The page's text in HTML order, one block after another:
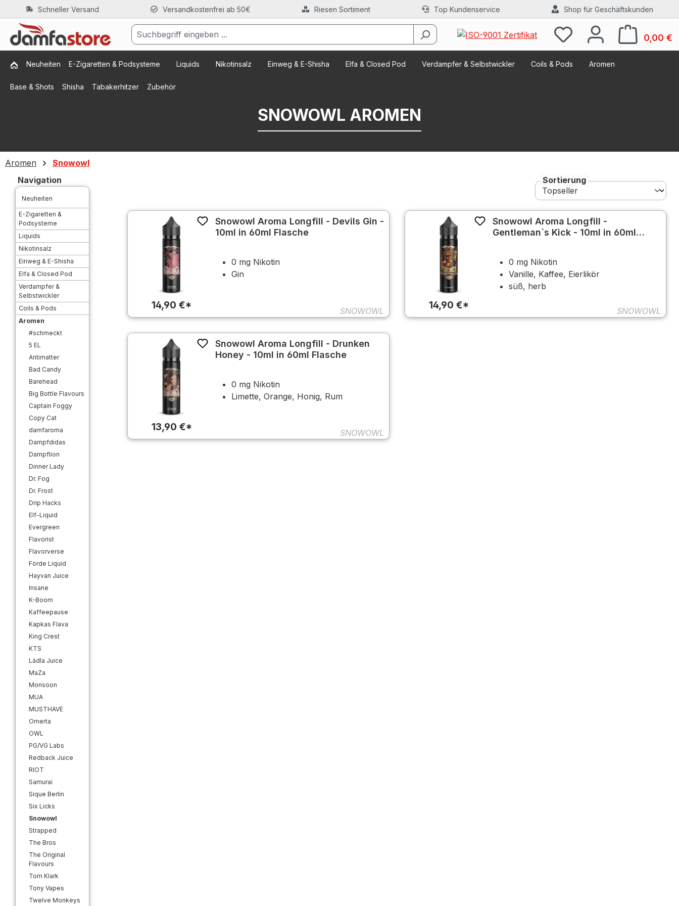
Hauptinhalt springen
Zur Suche springen
Zur Hauptnavigation springen
Schneller Versand Versandkostenfrei ab 50€ Riesen Sortiment Top Kundenservice Shop für Geschäftskunden
0,00 €
Neuheiten E-Zigaretten & Podsysteme Liquids Nikotinsalz Einweg & E-Shisha Elfa & Closed Pod Verdampfer & Selbstwickler Coils & Pods Aromen
Base & Shots Shisha Tabakerhitzer Zubehör
SNOWOWL AROMEN
Aromen
Snowowl
Navigation
Neuheiten
E-Zigaretten &
Podsysteme
Liquids
Nikotinsalz
Einweg & E-Shisha
Elfa & Closed Pod
Verdampfer &
Selbstwickler
Coils & Pods
Aromen
#schmeckt
5 EL
Antimatter
Bad Candy
Barehead
Big Bottle Flavours
Captain Foggy
Copy Cat
damfaroma
Dampfdidas
Dampflion
Dinner Lady
Dr. Fog
Dr. Frost
Drip Hacks
Elf-Liquid
Evergreen
Flavorist
Flavorverse
Förde Liquid
Hayvan Juice
Insane
K-Boom
Kaffeepause
Kapkas Flava
King Crest
KTS
Lädla Juice
MaZa
Monsoon
MUA
MUSTHAVE
Omerta
OWL
PG/VG Labs
Redback Juice
RIOT
Samurai
Sique Berlin
Six Licks
Snowowl
Strapped
The Bros
The Original
Flavours
Tom Klark
Tony Vapes
Twelve Monkeys
Sortierung
14,90 €*
Snowowl Aroma Longfill - Devils Gin -
10ml in 60ml Flasche
0 mg Nikotin
Gin
SNOWOWL 14,90 €*
Snowowl Aroma Longfill -
Gentleman`s Kick - 10ml in 60ml
0 mg Nikotin
Vanille, Kaffee, Eierlikör
süß, herb
SNOWOWL
13,90 €*
Snowowl Aroma Longfill - Drunken
Honey - 10ml in 60ml Flasche
0 mg Nikotin
Limette, Orange, Honig, Rum
SNOWOWL